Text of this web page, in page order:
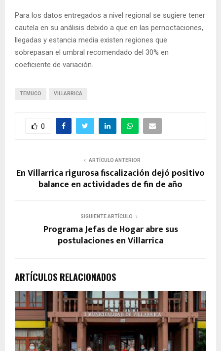
Para los datos entregados a nivel regional se sugiere tener
cautela en su análisis debido a que en las pernoctaciones,
llegadas y estancia media existen regiones que
sobrepasan el umbral recomendado del 30% en
coeficiente de variación.
TEMUCO VILLARRICA
0
ARTÍCULO ANTERIOR
En Villarrica rigurosa fiscalización dejó positivo
balance en actividades de fin de año
SIGUIENTE ARTÍCULO
Programa Jefas de Hogar abre sus
postulaciones en Villarrica
ARTÍCULOS RELACIONADOS